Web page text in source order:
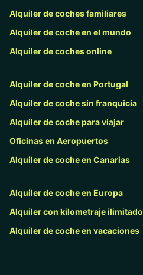
Alquiler de coches familiares
Alquiler de coche en el mundo
Alquiler de coches online
Alquiler de coche en Portugal
Alquiler de coche sin franquicia
Alquiler de coche para viajar
Oficinas en Aeropuertos
Alquiler de coche en Canarias
Alquiler de coche en Europa
Alquiler con kilometraje ilimitado
Alquiler de coche en vacaciones